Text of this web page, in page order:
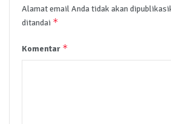
Alamat email Anda tidak akan
ditandai *
Komentar *